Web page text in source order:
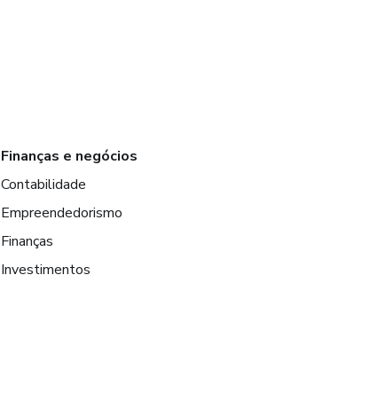
Finanças e negócios
Contabilidade
Empreendedorismo
Finanças
Investimentos